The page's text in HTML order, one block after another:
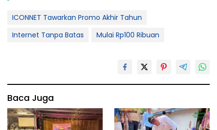
ICONNET Tawarkan Promo Akhir Tahun
Internet Tanpa Batas
Mulai Rp100 Ribuan
Baca Juga